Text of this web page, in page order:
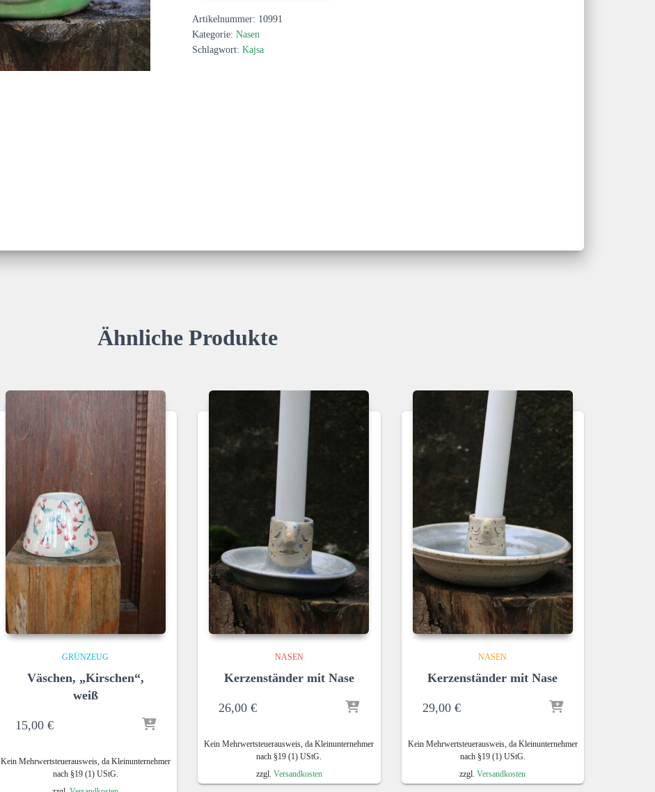
Artikelnummer: 10991
Kategorie: Nasen
Schlagwort: Kajsa
Ähnliche Produkte
GRÜNZEUG
Väschen, „Kirschen“,
weiß
15,00 €
Kein Mehrwertsteuerausweis, da Kleinunternehmer
nach §19 (1) UStG.
NASEN
Kerzenständer mit Nase
26,00 €
Kein Mehrwertsteuerausweis, da Kleinunternehmer
nach §19 (1) UStG.
zzgl. Versandkosten
NASEN
Kerzenständer mit Nase
29,00 €
Kein Mehrwertsteuerausweis, da Kleinunternehmer
nach §19 (1) UStG.
zzgl.Versandkosten